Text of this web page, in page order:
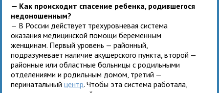
— Как происходит спасение ребенка, родившегося
недоношенным?
— В России действует трехуровневая система
оказания медицинской помощи беременным
женщинам. Первый уровень — районный,
подразумевает наличие акушерского пункта, второй —
районные или областные больницы с родильными
отделениями и родильным домом, третий —
перинатальныйцентр. Чтобы эта система работала,